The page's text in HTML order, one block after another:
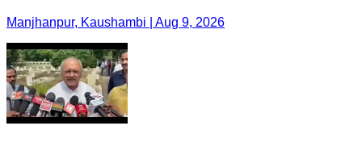
Manjhanpur, Kaushambi | Aug 9, 2026